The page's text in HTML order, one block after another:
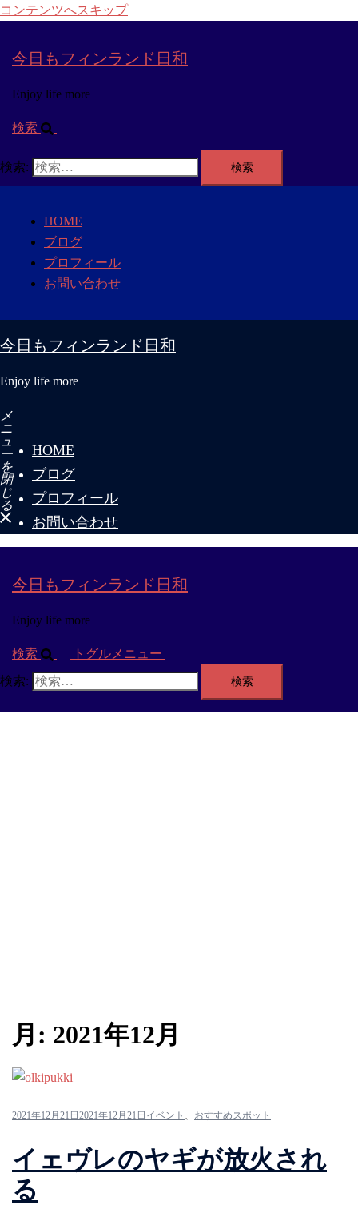
コンテンツへスキップ
今日もフィンランド日和
Enjoy life more
検索
検索:
HOME
ブログ
プロフィール
お問い合わせ
今日もフィンランド日和
Enjoy life more
メ
ニ
ュ
ー
を
閉
じ
る
HOME
ブログ
プロフィール
お問い合わせ
今日もフィンランド日和
Enjoy life more
検索
トグルメニュー
検索:
月: 2021年12月
2021年12月21日2021年12月21日 イベント 、 おすすめスポット
イェヴレのヤギが放火され
る